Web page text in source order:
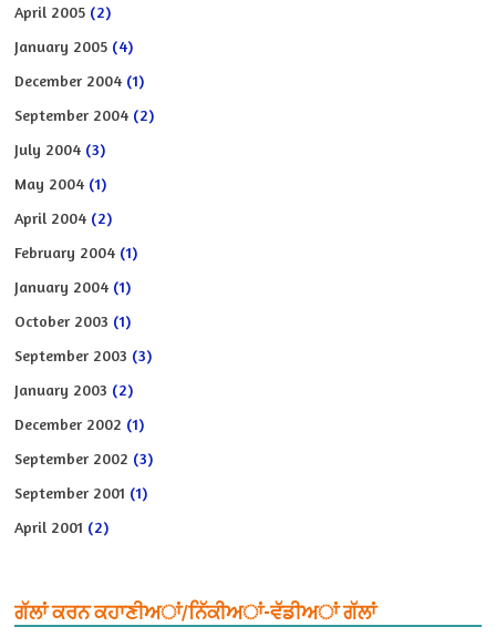
April 2005 (2)
January 2005 (4)
December 2004 (1)
September 2004 (2)
July 2004 (3)
May 2004 (1)
April 2004 (2)
February 2004 (1)
January 2004 (1)
October 2003 (1)
September 2003 (3)
January 2003 (2)
December 2002 (1)
September 2002 (3)
September 2001 (1)
April 2001 (2)
ਗੱਲਾਂ ਕਰਨ ਕਹਾਣੀਅਾਂ/ਨਿੱਕੀਅਾਂ-ਵੱਡੀਅਾਂ ਗੱਲਾਂ